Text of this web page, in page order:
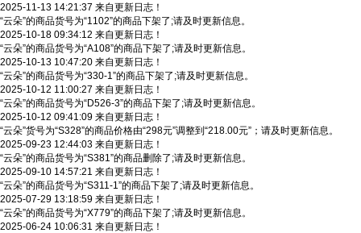
2025-11-13 14:21:37 来自更新日志！
“云朵”的商品货号为“1102”的商品下架了;请及时更新信息。
2025-10-18 09:34:12 来自更新日志！
“云朵”的商品货号为“A108”的商品下架了;请及时更新信息。
2025-10-13 10:47:20 来自更新日志！
“云朵”的商品货号为“330-1”的商品下架了;请及时更新信息。
2025-10-12 11:00:27 来自更新日志！
“云朵”的商品货号为“D526-3”的商品下架了;请及时更新信息。
2025-10-12 09:41:09 来自更新日志！
“云朵”货号为“S328”的商品价格由“298元”调整到“218.00元”；请及时更新信息。
2025-09-23 12:44:03 来自更新日志！
“云朵”的商品货号为“S381”的商品删除了;请及时更新信息。
2025-09-10 14:57:21 来自更新日志！
“云朵”的商品货号为“S311-1”的商品下架了;请及时更新信息。
2025-07-29 13:18:59 来自更新日志！
“云朵”的商品货号为“X779”的商品下架了;请及时更新信息。
2025-06-24 10:06:31 来自更新日志！